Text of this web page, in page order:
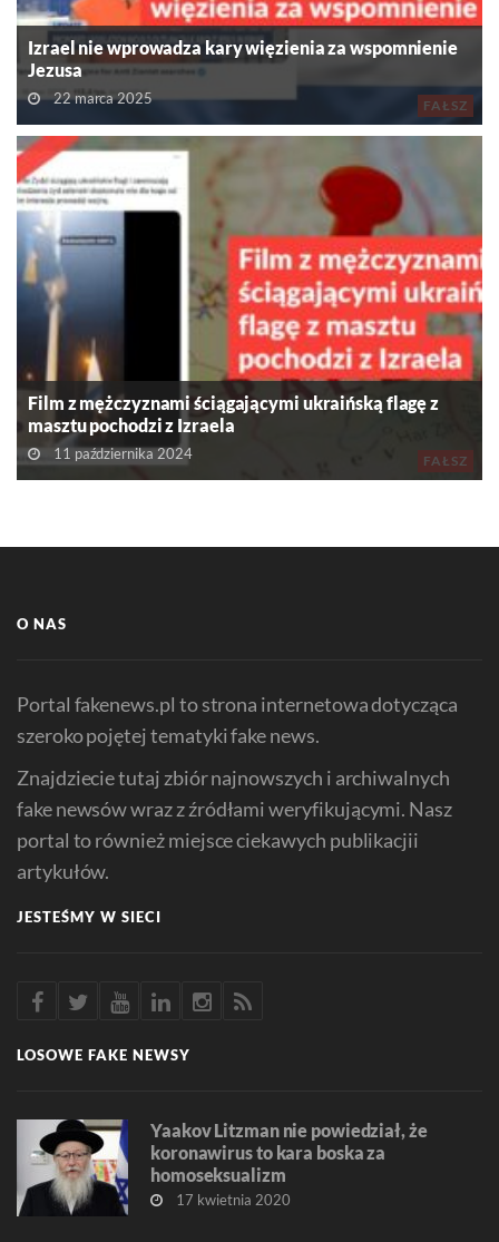
FAŁSZ
Izrael nie wprowadza kary więzienia za wspomnienie
Jezusa
22 marca 2025
FAŁSZ
Film z mężczyznami ściągającymi ukraińską flagę z
masztu pochodzi z Izraela
11 października 2024
O NAS
Portal fakenews.pl to strona internetowa dotycząca
szeroko pojętej tematyki fake news.
Znajdziecie tutaj zbiór najnowszych i archiwalnych
fake newsów wraz z źródłami weryfikującymi. Nasz
portal to również miejsce ciekawych publikacjii
artykułów.
JESTEŚMY W SIECI
LOSOWE FAKE NEWSY
Yaakov Litzman nie powiedział, że
koronawirus to kara boska za
homoseksualizm
17 kwietnia 2020